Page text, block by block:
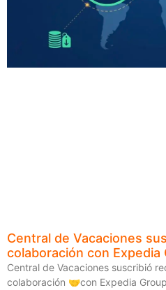
Central de Vacaciones
colaboración con Expedia
Central de Vacaciones suscribió
colaboración 🤝con Expedia